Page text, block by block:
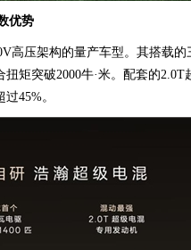
优势
高压架构的量产车型。其搭载
矩突破2000牛·米。配套的
45%。